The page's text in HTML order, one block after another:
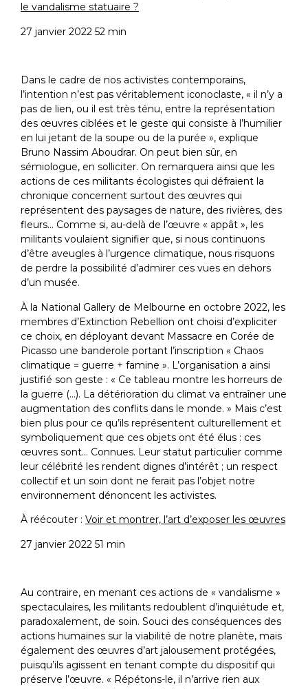
le vandalisme statuaire ?
27 janvier 2022 52 min
Dans le cadre de nos activistes contemporains,
l’intention n’est pas véritablement iconoclaste, « il n’y a
pas de lien, ou il est très ténu, entre la représentation
des œuvres ciblées et le geste qui consiste à l’humilier
en lui jetant de la soupe ou de la purée », explique
Bruno Nassim Aboudrar. On peut bien sûr, en
sémiologue, en solliciter. On remarquera ainsi que les
actions de ces militants écologistes qui défraient la
chronique concernent surtout des œuvres qui
représentent des paysages de nature, des rivières, des
fleurs… Comme si, au-delà de l’œuvre « appât », les
militants voulaient signifier que, si nous continuons
d’être aveugles à l’urgence climatique, nous risquons
de perdre la possibilité d’admirer ces vues en dehors
d’un musée.
À la National Gallery de Melbourne en octobre 2022, les
membres d’Extinction Rebellion ont choisi d’expliciter
ce choix, en déployant devant Massacre en Corée de
Picasso une banderole portant l’inscription « Chaos
climatique = guerre + famine ». L’organisation a ainsi
justifié son geste : « Ce tableau montre les horreurs de
la guerre (…). La détérioration du climat va entraîner une
augmentation des conflits dans le monde. » Mais c’est
bien plus pour ce qu’ils représentent culturellement et
symboliquement que ces objets ont été élus : ces
œuvres sont… Connues. Leur statut particulier comme
leur célébrité les rendent dignes d’intérêt ; un respect
collectif et un soin dont ne ferait pas l’objet notre
environnement dénoncent les activistes.
À réécouter : Voir et montrer, l’art d’exposer les œuvres
27 janvier 2022 51 min
Au contraire, en menant ces actions de « vandalisme »
spectaculaires, les militants redoublent d’inquiétude et,
paradoxalement, de soin. Souci des conséquences des
actions humaines sur la viabilité de notre planète, mais
également des œuvres d’art jalousement protégées,
puisqu’ils agissent en tenant compte du dispositif qui
préserve l’œuvre. « Répétons-le, il n’arrive rien aux